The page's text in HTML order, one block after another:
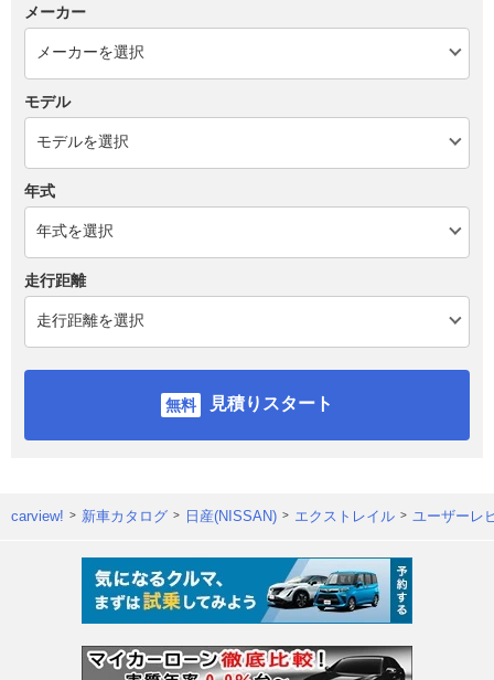
メーカー
モデル
年式
走行距離
見積りスタート
carview! 新車カタログ 日産(NISSAN) エクストレイル ユーザーレ